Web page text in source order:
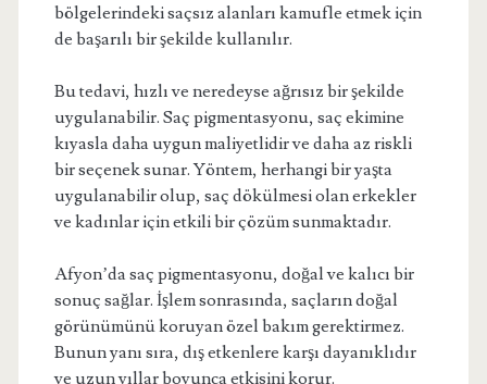
bölgelerindeki saçsız alanları kamufle etmek için
de başarılı bir şekilde kullanılır.
Bu tedavi, hızlı ve neredeyse ağrısız bir şekilde
uygulanabilir. Saç pigmentasyonu, saç ekimine
kıyasla daha uygun maliyetlidir ve daha az riskli
bir seçenek sunar. Yöntem, herhangi bir yaşta
uygulanabilir olup, saç dökülmesi olan erkekler
ve kadınlar için etkili bir çözüm sunmaktadır.
Afyon’da saç pigmentasyonu, doğal ve kalıcı bir
sonuç sağlar. İşlem sonrasında, saçların doğal
görünümünü koruyan özel bakım gerektirmez.
Bunun yanı sıra, dış etkenlere karşı dayanıklıdır
ve uzun yıllar boyunca etkisini korur.